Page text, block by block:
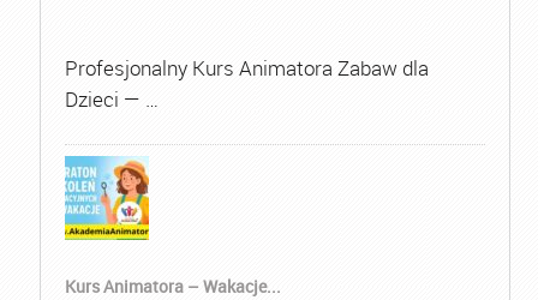
Profesjonalny Kurs Animatora Zabaw dla
Dzieci — …
Kurs Animatora – Wakacje...